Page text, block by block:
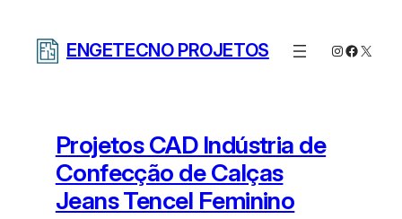
ENGETECNO PROJETOS Instagram
X
Projetos CAD Indústria de
Confecção de Calças
Jeans Tencel Feminino